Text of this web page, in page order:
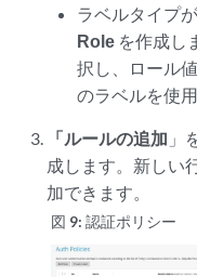
ラベルタイプが
Roleを作成し
択し、ロール
のラベルを使
「ルールの追加 」
成します。新しい
加できます。
図 9:認証ポリシー